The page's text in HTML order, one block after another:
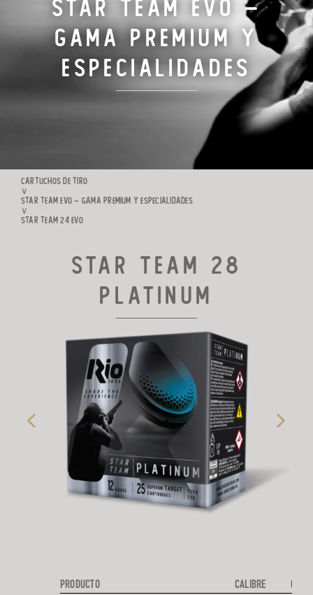
CARTUCHOS DE TIRO
FABRICACIÓN
Star Team Evo –
Gama Premium y
Especialidades
CARTUCHOS DE TIRO
∨
STAR TEAM EVO – GAMA PREMIUM Y ESPECIALIDADES
∨
STAR TEAM 24 EVO
STAR TEAM 28
PLATINUM
PRODUCTO CALIBRE